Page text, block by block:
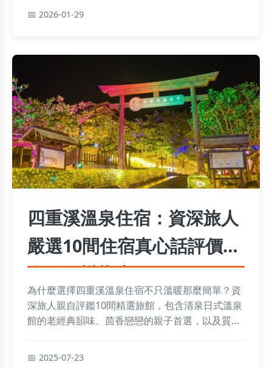
2026-01-29
四重溪溫泉住宿：資深旅人
嚴選10間住宿真心話評價與
吃喝玩樂指南
為什麼選擇四重溪溫泉住宿不只溫暖那麼簡單？資
深旅人親自評鑑10間精選旅館，包含清泉日式溫泉
館的老經典韻味、茴香戀戀的親子首選，以及質感
2025-07-23